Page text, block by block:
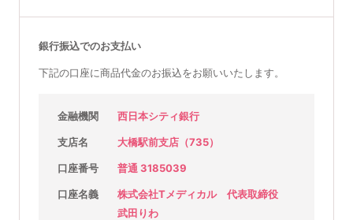
銀行振込でのお支払い
下記の口座に商品代金のお振込をお願いいたします。
金融機関 西日本シティ銀行
支店名 大橋駅前支店（735）
口座番号 普通 3185039
口座名義
株式会社Tメディカル 代表取締役
武田りわ